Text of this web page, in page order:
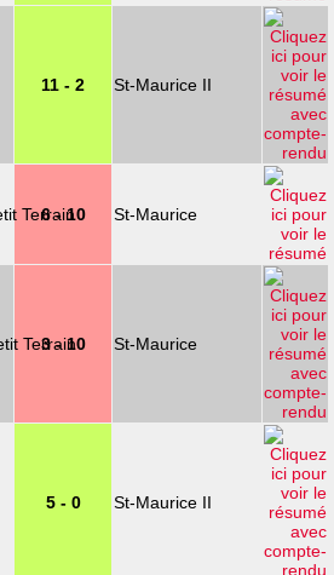
11 - 2 St-Maurice II
6 - 10 St-Maurice
3 - 10 St-Maurice
5 - 0 St-Maurice II